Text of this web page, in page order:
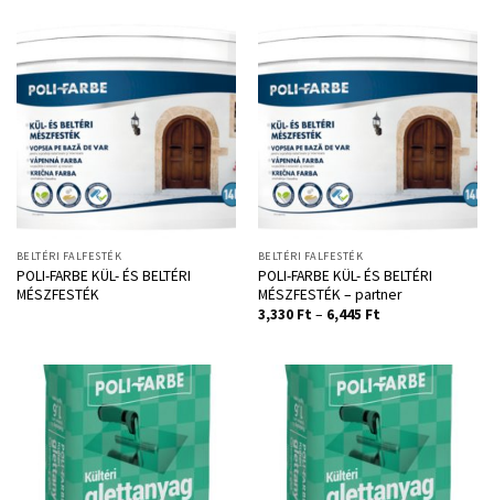
BELTÉRI FALFESTÉK
POLI-FARBE KÜL- ÉS BELTÉRI
MÉSZFESTÉK
BELTÉRI FALFESTÉK
POLI-FARBE KÜL- ÉS BELTÉRI
MÉSZFESTÉK – partner
3,330 Ft – 6,445 Ft